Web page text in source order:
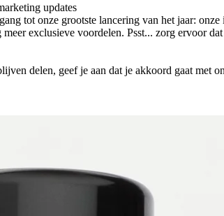
updates
tot onze grootste lancering van het jaar:
exclusieve voordelen. Psst... zorg ervoor
delen, geef je aan dat je akkoord gaat met